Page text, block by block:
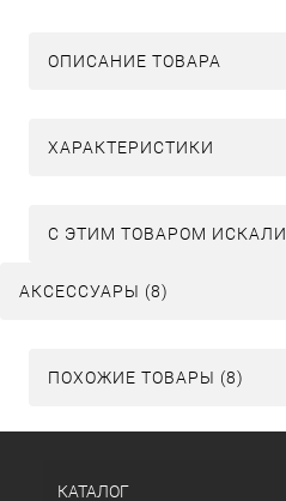
ОПИСАНИЕ ТОВАРА
ХАРАКТЕРИСТИКИ
C ЭТИМ ТОВАРОМ ИСКАЛИ
АКСЕССУАРЫ (8)
ПОХОЖИЕ ТОВАРЫ (8)
КАТАЛОГ